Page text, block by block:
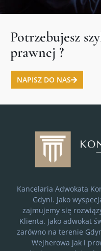
Potrzebujesz
prawnej ?
NAPISZ DO NAS
Kancelaria Adwokata
Gdyni. Jako
zajmujemy się
Klienta. Jako adwokat
zarówno na terenie
Wejherowa jak i